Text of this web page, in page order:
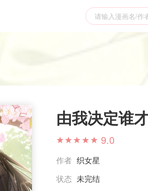
由我决定谁
9.0
作者 织女星
状态 未完结